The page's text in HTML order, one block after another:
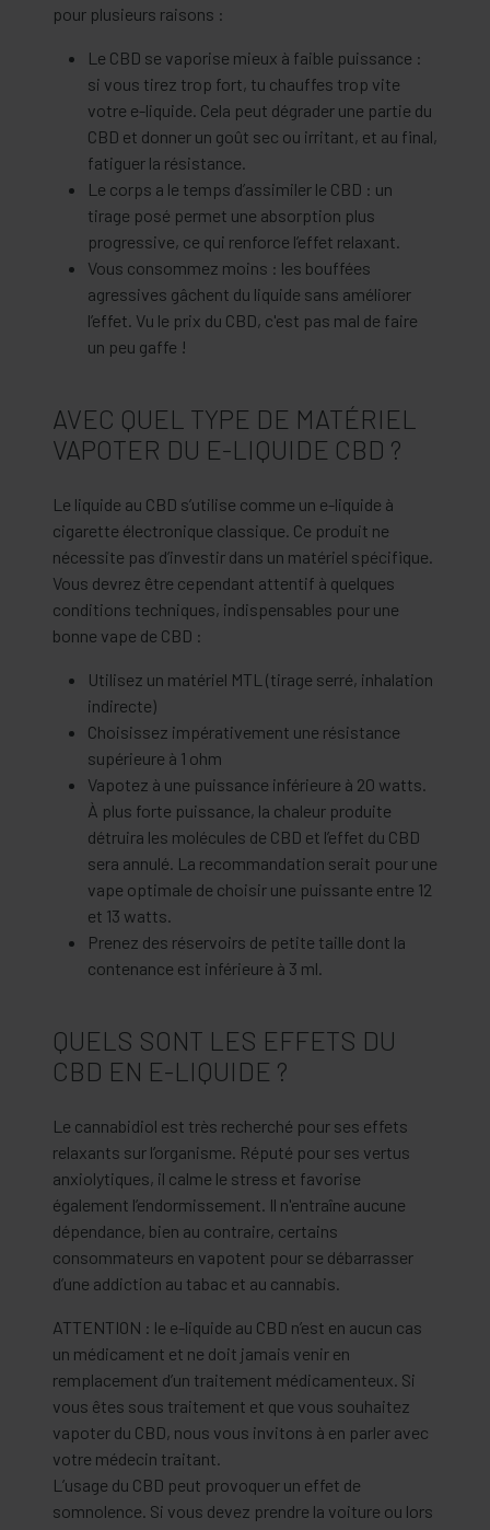
pour plusieurs raisons :
Le CBD se vaporise mieux à faible puissance :
si vous tirez trop fort, tu chauffes trop vite
votre e-liquide. Cela peut dégrader une partie du
CBD et donner un goût sec ou irritant, et au final,
fatiguer la résistance.
Le corps a le temps d’assimiler le CBD : un
tirage posé permet une absorption plus
progressive, ce qui renforce l’effet relaxant.
Vous consommez moins : les bouffées
agressives gâchent du liquide sans améliorer
l’effet. Vu le prix du CBD, c'est pas mal de faire
un peu gaffe !
AVEC QUEL TYPE DE MATÉRIEL
VAPOTER DU E-LIQUIDE CBD ?
Le liquide au CBD s’utilise comme un e-liquide à
cigarette électronique classique. Ce produit ne
nécessite pas d’investir dans un matériel spécifique.
Vous devrez être cependant attentif à quelques
conditions techniques, indispensables pour une
bonne vape de CBD :
Utilisez un matériel MTL (tirage serré, inhalation
indirecte)
Choisissez impérativement une résistance
supérieure à 1 ohm
Vapotez à une puissance inférieure à 20 watts.
À plus forte puissance, la chaleur produite
détruira les molécules de CBD et l’effet du CBD
sera annulé. La recommandation serait pour une
vape optimale de choisir une puissante entre 12
et 13 watts.
Prenez des réservoirs de petite taille dont la
contenance est inférieure à 3 ml.
QUELS SONT LES EFFETS DU
CBD EN E-LIQUIDE ?
Le cannabidiol est très recherché pour ses effets
relaxants sur l’organisme. Réputé pour ses vertus
anxiolytiques, il calme le stress et favorise
également l’endormissement. Il n'entraîne aucune
dépendance, bien au contraire, certains
consommateurs en vapotent pour se débarrasser
d’une addiction au tabac et au cannabis.
ATTENTION : le e-liquide au CBD n’est en aucun cas
un médicament et ne doit jamais venir en
remplacement d’un traitement médicamenteux. Si
vous êtes sous traitement et que vous souhaitez
vapoter du CBD, nous vous invitons à en parler avec
votre médecin traitant.
L’usage du CBD peut provoquer un effet de
somnolence. Si vous devez prendre la voiture ou lors